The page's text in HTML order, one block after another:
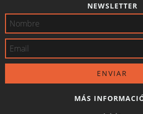
NEWSLETTER
MÁS